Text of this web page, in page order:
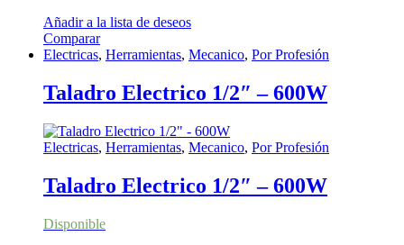
Añadir a la lista de deseos
Comparar
Electricas, Herramientas, Mecanico, Por Profesión
Taladro Electrico 1/2″ – 600W
Electricas, Herramientas, Mecanico, Por Profesión
Taladro Electrico 1/2″ – 600W
Disponible